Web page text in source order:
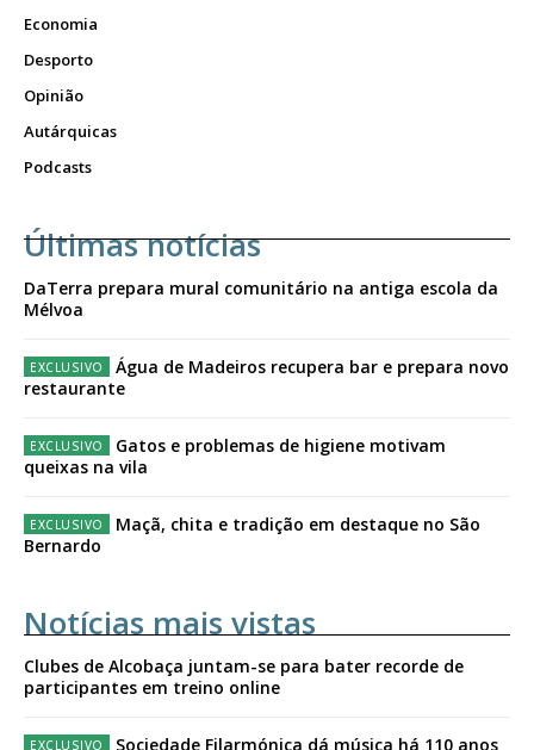
Economia
Desporto
Opinião
Autárquicas
Podcasts
Últimas notícias
DaTerra prepara mural comunitário na antiga escola da
Mélvoa
Água de Madeiros recupera bar e prepara novo
restaurante
Gatos e problemas de higiene motivam
queixas na vila
Maçã, chita e tradição em destaque no São
Bernardo
Notícias mais vistas
Clubes de Alcobaça juntam-se para bater recorde de
participantes em treino online
Sociedade Filarmónica dá música há 110 anos